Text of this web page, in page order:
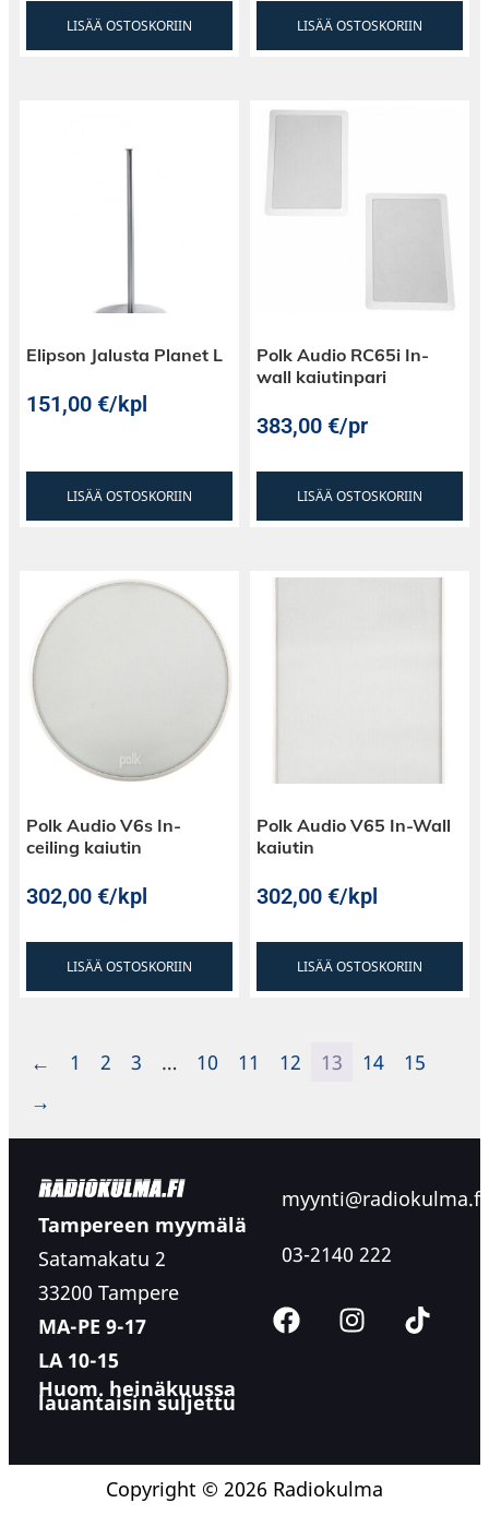
LISÄÄ OSTOSKORIIN LISÄÄ OSTOSKORIIN
Elipson Jalusta Planet L
151,00€/kpl
LISÄÄ OSTOSKORIIN
Polk Audio RC65i In-
wall kaiutinpari
383,00€/pr
LISÄÄ OSTOSKORIIN
Polk Audio V6s In-
ceiling kaiutin
302,00€/kpl
LISÄÄ OSTOSKORIIN
Polk Audio V65 In-Wall
kaiutin
302,00€/kpl
LISÄÄ OSTOSKORIIN
← 1 2 3 … 10 11 12 13 14
15
→
Tampereen myymälä
Satamakatu 2
33200 Tampere
MA-PE 9-17
LA 10-15
Huom. heinäkuussa
lauantaisin suljettu
myynti@radiokulma.fi
03-2140 222
Copyright © 2026 Radiokulma